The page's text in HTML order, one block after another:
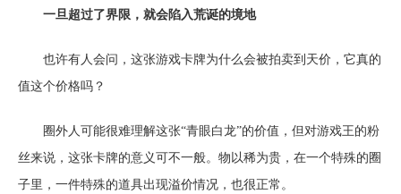
一旦超过了界限，就会陷入荒诞的境地
也许有人会问，这张游戏卡牌为什么会被拍卖到天价，它真的
值这个价格吗？
圈外人可能很难理解这张“青眼白龙”的价值，但对游戏王的粉
丝来说，这张卡牌的意义可不一般。物以稀为贵，在一个特殊的圈
子里，一件特殊的道具出现溢价情况，也很正常。